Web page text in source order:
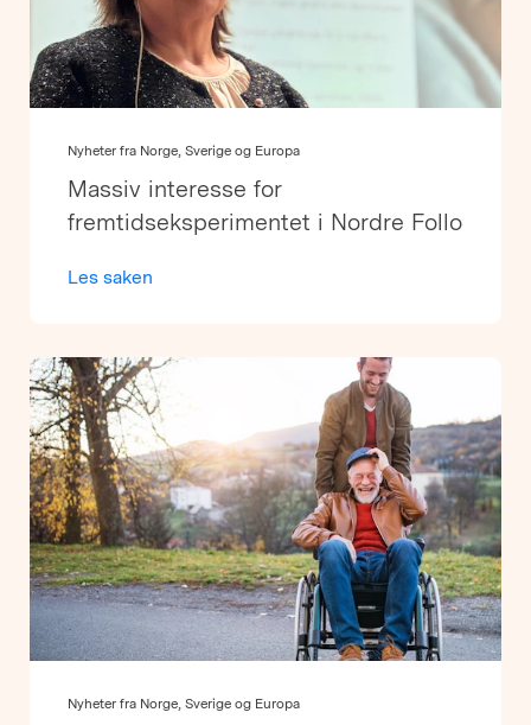
Nyheter fra Norge, Sverige og Europa
Massiv interesse for
fremtidseksperimentet i Nordre Follo
Les saken
Nyheter fra Norge, Sverige og Europa